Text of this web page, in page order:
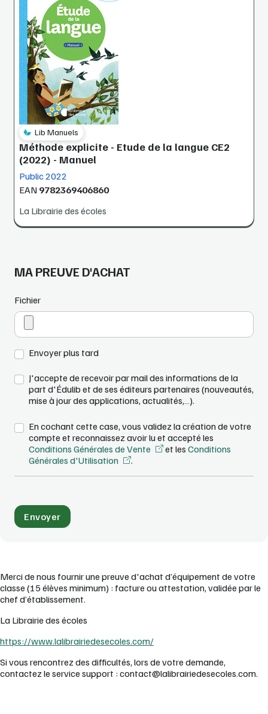
Lib Manuels
Méthode explicite - Etude de la langue CE2
(2022) - Manuel
Public 2022
EAN 9782369406860
La Librairie des écoles
MA PREUVE D'ACHAT
Fichier
Envoyer plus tard
J'accepte de recevoir par mail des informations de la
part d'Édulib et de ses éditeurs partenaires (nouveautés,
mise à jour des applications, actualités,…).
En cochant cette case, vous validez la création de votre
compte et reconnaissez avoir lu et accepté les
Conditions Générales de Vente
et les Conditions
Générales d'Utilisation
.
Merci de nous fournir une preuve d'achat d’équipement de votre
classe (15 élèves minimum) : facture ou attestation, validée par le
chef d’établissement.
La Librairie des écoles
https://www.lalibrairiedesecoles.com/
Si vous rencontrez des difficultés, lors de votre demande,
contactez le service support : contact@lalibrairiedesecoles.com.